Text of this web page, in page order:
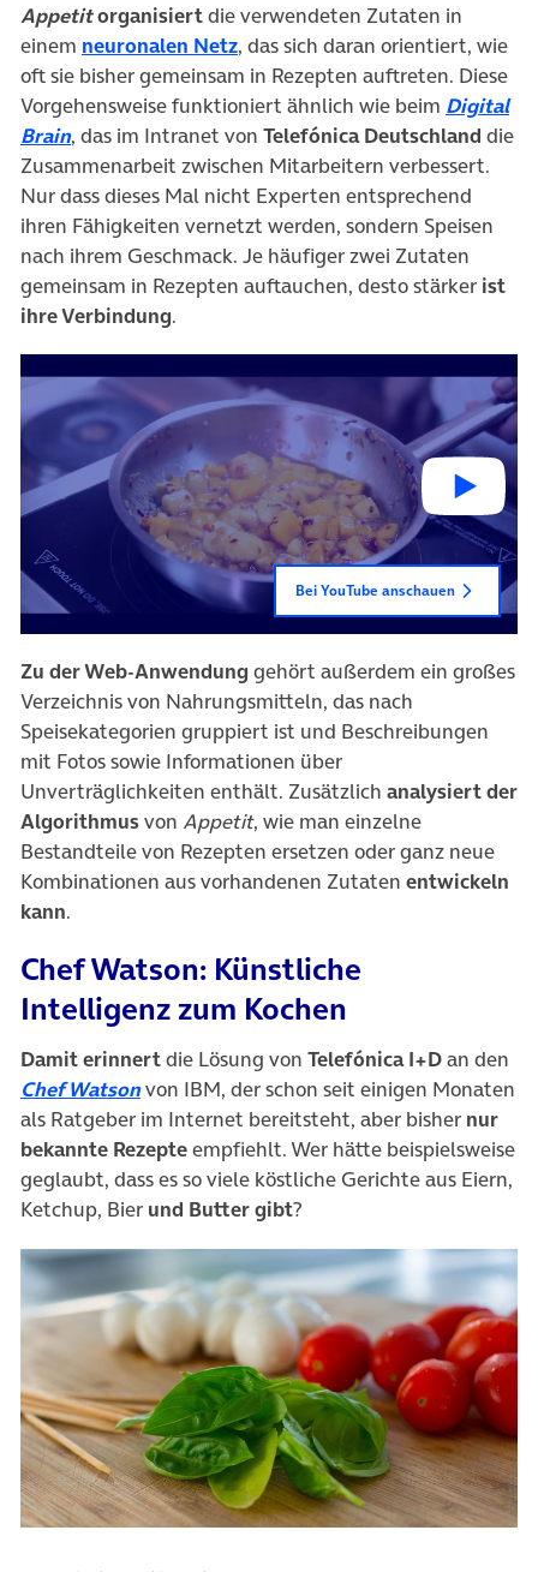
Appetitorganisiertdie verwendeten Zutaten in
einem neuronalen Netz(öffnet in neuem Tab)
, das sich daran orientiert, wie
oft sie bisher gemeinsam in Rezepten auftreten. Diese
Vorgehensweise funktioniert ähnlich wie beim Digital
Brain(öffnet in neuem Tab)
, das im Intranet von Telefónica Deutschland die
Zusammenarbeit zwischen Mitarbeitern verbessert.
Nur dass dieses Mal nicht Experten entsprechend
ihren Fähigkeiten vernetzt werden, sondern Speisen
nach ihrem Geschmack. Je häufiger zwei Zutaten
gemeinsam in Rezepten auftauchen, desto stärker ist
ihre Verbindung.
Bei YouTube anschauen
Zu der Web-Anwendung gehört außerdem ein großes
Verzeichnis von Nahrungsmitteln, das nach
Speisekategorien gruppiert ist und Beschreibungen
mit Fotos sowie Informationen über
Unverträglichkeiten enthält. Zusätzlich analysiert der
Algorithmusvon Appetit, wie man einzelne
Bestandteile von Rezepten ersetzen oder ganz neue
Kombinationen aus vorhandenen Zutaten entwickeln
kann.
Chef Watson: Künstliche
Intelligenz zum Kochen
Damit erinnertdie Lösung von Telefónica I+Dan den
Chef Watson(öffnet in neuem Tab)
von IBM, der schon seit einigen Monaten
als Ratgeber im Internet bereitsteht, aber bisher nur
bekannte Rezepteempfiehlt. Wer hätte beispielsweise
geglaubt, dass es so viele köstliche Gerichte aus Eiern,
Ketchup, Bier und Butter gibt?